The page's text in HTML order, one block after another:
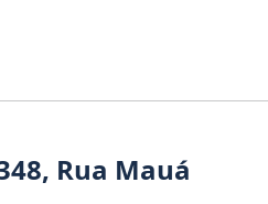
Rua Mauá